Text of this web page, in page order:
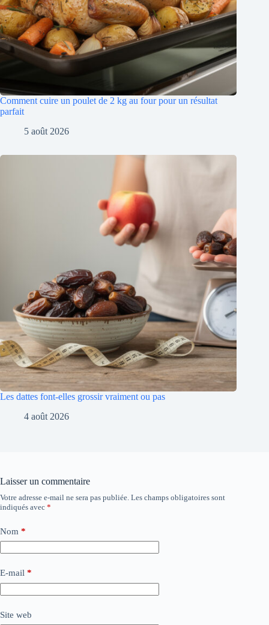
Comment cuire un poulet de 2 kg au four pour un résultat
parfait
5 août 2026
Les dattes font-elles grossir vraiment ou pas
4 août 2026
Laisser un commentaire
Votre adresse e-mail ne sera pas publiée. Les champs obligatoires sont
indiqués avec *
Nom *
E-mail *
Site web